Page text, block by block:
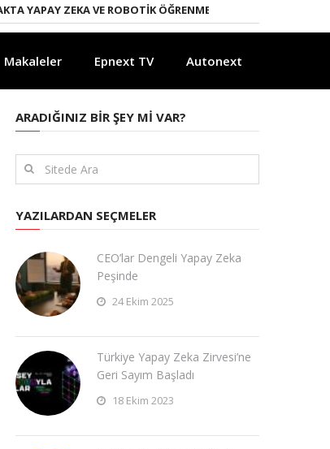
ZEKA VE ROBOTIK ÖĞRENME DÖNEMI
Makaleler Epnext TV Autonext
ARADIĞINIZ BIR ŞEY MI VAR?
YAZILARDAN SEÇMELER
CEO’lar Dengeli Yapay Zeka
Peşinde
24 Ekim 2025
Türkiye Yapay Zeka Zirvesi’ne
Geri Sayım Başladı
18 Ekim 2023